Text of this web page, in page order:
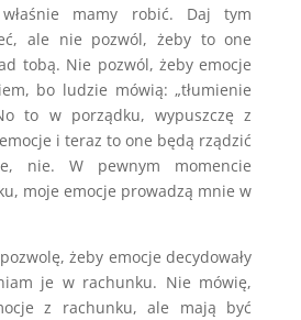
mamy robić. Daj tym
ale nie pozwól, żeby to one
tobą. Nie pozwól, żeby emocje
bo ludzie mówią: „tłumienie
to w porządku, wypuszczę z
i teraz to one będą rządzić
nie. W pewnym momencie
moje emocje prowadzą mnie w
żeby emocje decydowały
je w rachunku. Nie mówię,
z rachunku, ale mają być